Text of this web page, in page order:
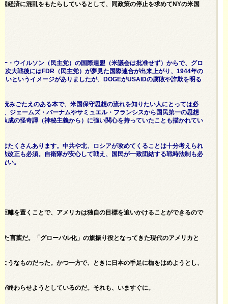
経済に混乱をもたらしているとして、同政策の停止を求めてNYの米国
・ウイルソン（民主党）の国際連盟（米議会は批准せず）からで、グロ
次大戦後にはFDR（民主党）が夢見た国際連合が出来上がり、1944年の
いというイメージがありましたが、DOGEがUSAIDの腐敗や詐欺を明る
みごたえのある本で、米国保守思想の流れを知りたい人にとっては必
ジェームズ・バーナムやサミュエル・フランシスから国民第一の思想
成の怪奇譚（神秘主義から）に強い関心を持っていたことも描かれてい
たくさんあります。中共や北、ロシアが攻めてくることは十分考えられ
改正も必須。自衛隊が安心して戦え、国民が一致団結する戦時法制も必
い。
離を置くことで、アメリカは独自の目標を追いかけることができるので
言葉だ。「グローバル化」の旗振り役となってきた現代のアメリカと
うなものだった。かつ一方で、ときに日本の手足に枷をはめようとし、
終わらせようとしているのだ。それも、いますぐに。